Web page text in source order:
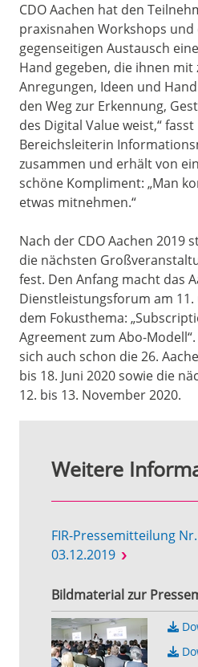
CDO Aachen hat den
praxisnahen Workshops
gegenseitigen Austausch
Hand gegeben, die ihnen mit
Anregungen, Ideen und
den Weg zur Erkennung,
des Digital Value weist,“
Bereichsleiterin
zusammen und erhält von
schöne Kompliment: „Man
etwas mitnehmen.“
Nach der CDO Aachen 2019
die nächsten
fest. Den Anfang macht das
Dienstleistungsforum am 11.
dem Fokusthema:
Agreement zum Abo-
sich auch schon die 26.
bis 18. Juni 2020 sowie die
12. bis 13. November 2020.
Weitere
FIR-Pressemitteilung
03.12.2019
Bildmaterial zur